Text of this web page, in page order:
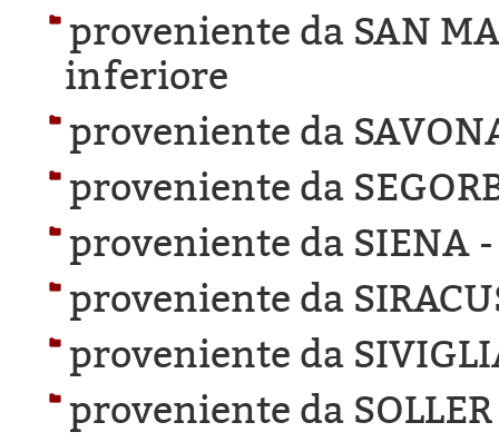
proveniente da SAN
inferiore
proveniente da
proveniente da
proveniente da SIENA
proveniente da
proveniente da
proveniente da